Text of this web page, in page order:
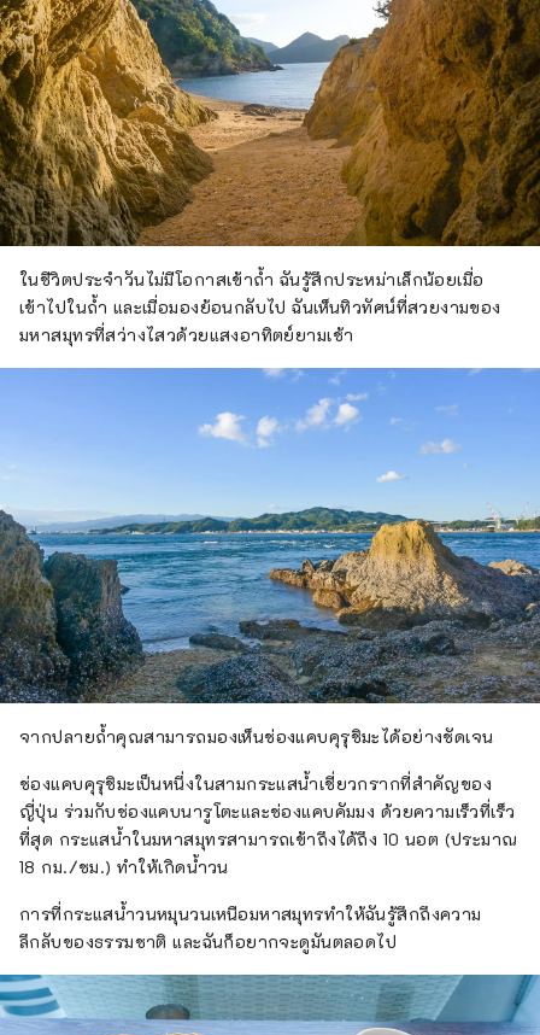
ในชีวิตประจำวันไม่มีโอกาสเข้าถ้ำ ฉันรู้สึกประหม่าเล็กน้อยเมื่อ
เข้าไปในถ้ำ และเมื่อมองย้อนกลับไป ฉันเห็นทิวทัศน์ที่สวยงามของ
มหาสมุทรที่สว่างไสวด้วยแสงอาทิตย์ยามเช้า
จากปลายถ้ำคุณสามารถมองเห็นช่องแคบคุรุชิมะได้อย่างชัดเจน
ช่องแคบคุรุชิมะเป็นหนึ่งในสามกระแสน้ำเชี่ยวกรากที่สำคัญของ
ญี่ปุ่น ร่วมกับช่องแคบนารูโตะและช่องแคบคัมมง ด้วยความเร็วที่เร็ว
ที่สุด กระแสน้ำในมหาสมุทรสามารถเข้าถึงได้ถึง 10 นอต (ประมาณ
18 กม./ชม.) ทำให้เกิดน้ำวน
การที่กระแสน้ำวนหมุนวนเหนือมหาสมุทรทำให้ฉันรู้สึกถึงความ
ลึกลับของธรรมชาติ และฉันก็อยากจะดูมันตลอดไป